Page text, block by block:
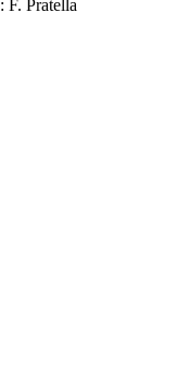
F. Pratella